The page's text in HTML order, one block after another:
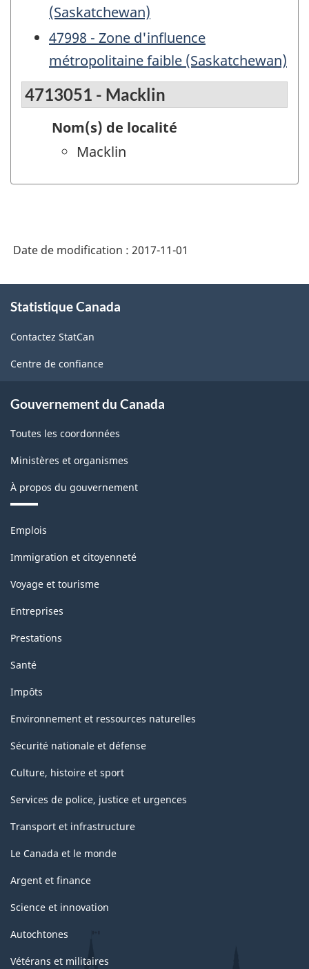
(Saskatchewan)
47998 - Zone d'influence
métropolitaine faible (Saskatchewan)
4713051 - Macklin
Nom(s) de localité
Macklin
Date de modification : 2017-11-01
propos
ce
site
Statistique Canada
Contactez StatCan
Centre de confiance
Gouvernement du Canada
Toutes les coordonnées
Ministères et organismes
À propos du gouvernement
Thèmes
sujets
Emplois
Immigration et citoyenneté
Voyage et tourisme
Entreprises
Prestations
Santé
Impôts
Environnement et ressources naturelles
Sécurité nationale et défense
Culture, histoire et sport
Services de police, justice et urgences
Transport et infrastructure
Le Canada et le monde
Argent et finance
Science et innovation
Autochtones
Vétérans et militaires